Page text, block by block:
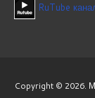
RuTube
Copyright © 2026.